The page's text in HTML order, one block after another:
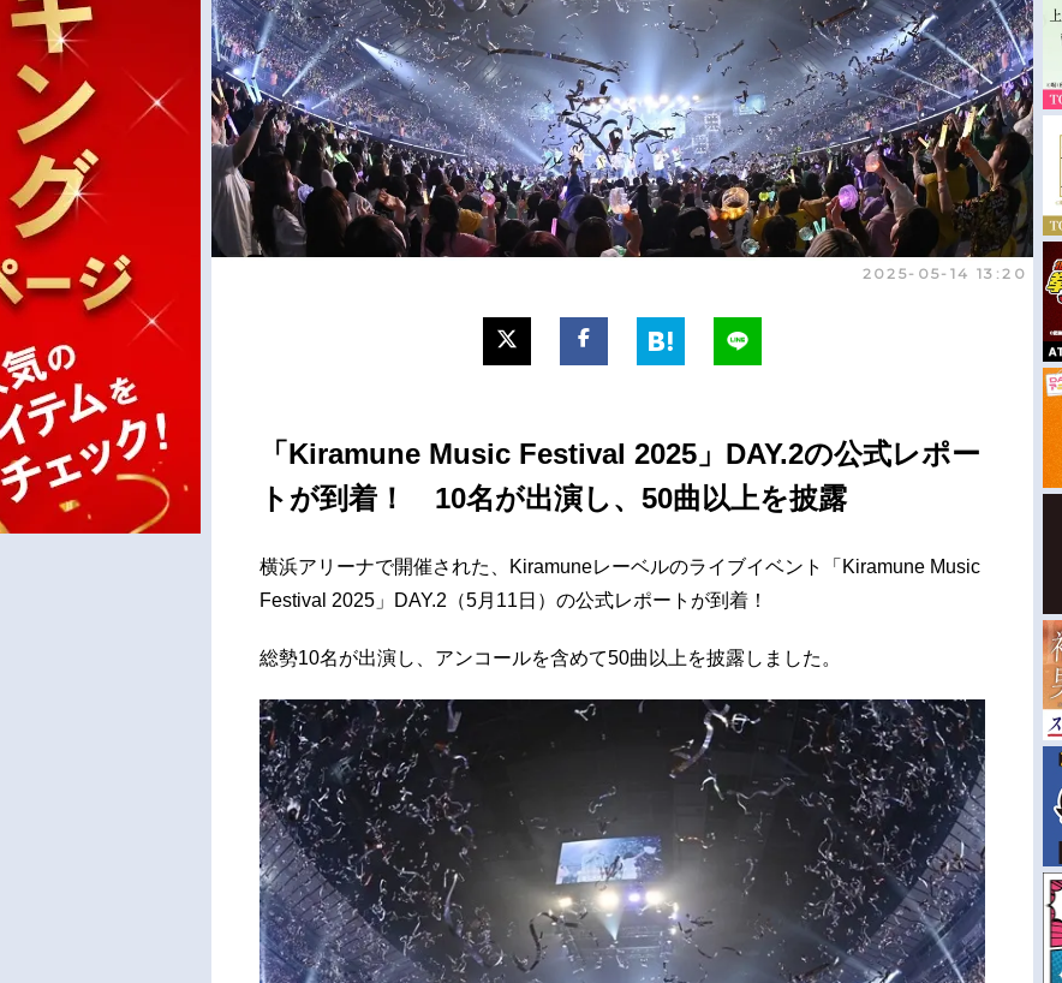
2025-05-14 13:20
「Kiramune Music Festival 2025」DAY.2の公式レポー
トが到着！ 10名が出演し、50曲以上を披露
横浜アリーナで開催された、Kiramuneレーベルのライブイベント「Kiramune Music
Festival 2025」DAY.2（5月11日）の公式レポートが到着！
総勢10名が出演し、アンコールを含めて50曲以上を披露しました。